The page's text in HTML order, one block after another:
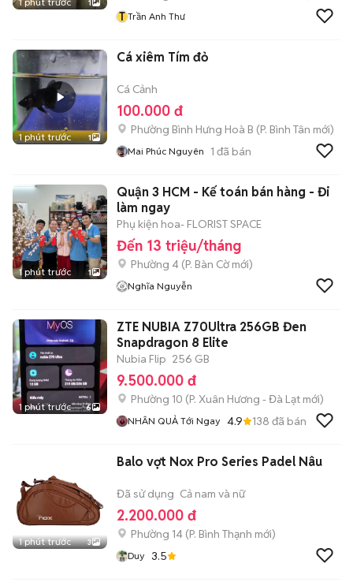
1
T Trần Anh Thư
1 phút trước 1
Cá xiêm Tím đỏ
Cá Cảnh
100.000 đ
Phường Bình Hưng Hoà B (P. Bình Tân mới)
Mai Phúc Nguyên 1 đã bán
1 phút trước 1
Quận 3 HCM - Kế toán bán hàng - Đi
làm ngay
Phụ kiện hoa- FLORIST SPACE
Đến 13 triệu/tháng
Phường 4 (P. Bàn Cờmới)
Nghĩa Nguyễn
1 phút trước 6
ZTE NUBIA Z70Ultra 256GB Đen
Snapdragon 8 Elite
Nubia Flip 256 GB
9.500.000 đ
Phường 10 (P. Xuân Hương - Đà Lạt mới)
NHÂN QUẢ Tới Ngay 4.9 138 đã bán
1 phút trước 3
Balo vợt Nox Pro Series Padel Nâu
Đã sử dụng Cả nam và nữ
2.200.000 đ
Phường 14 (P. Bình Thạnh mới)
Duy 3.5